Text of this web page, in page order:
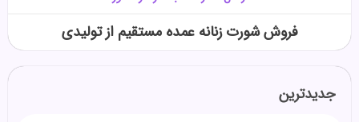
فروش شورت زنانه عمده مستقیم از تولیدی
جدیدترین